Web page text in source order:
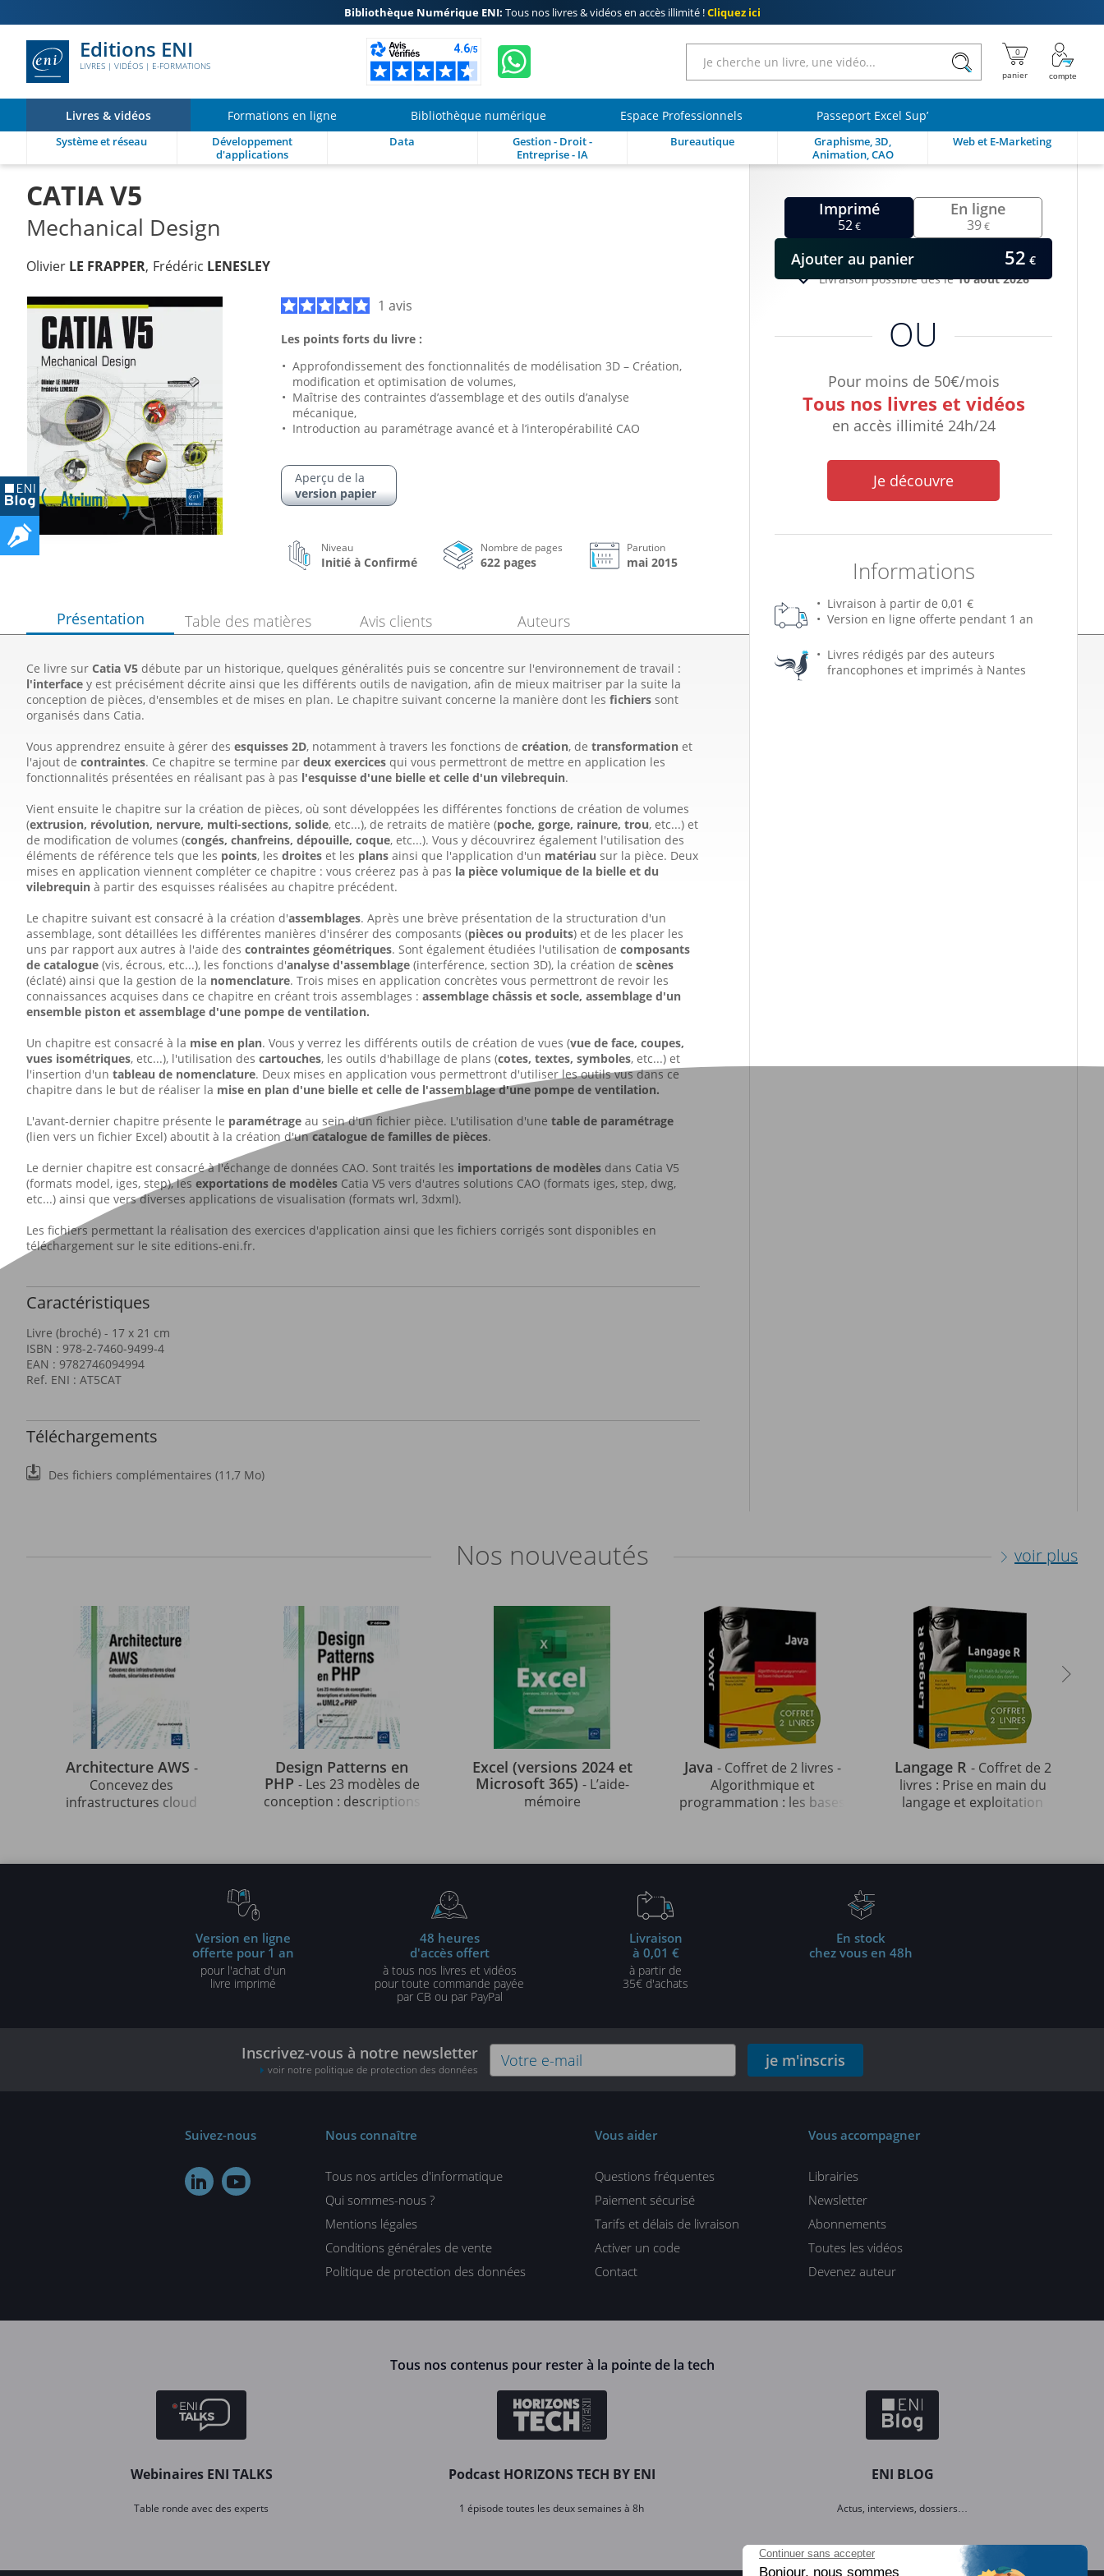
Bibliothèque Numérique ENI: Tous nos livres & vidéos en accès illimité !Cliquez ici
Editions ENI
LIVRES | VIDÉOS | E-FORMATIONS
Livres & vidéos Formations en ligne Bibliothèque numérique Espace Professionnels Passeport Excel Sup’
Système et réseau
Développement
d'applications
Data
Gestion - Droit -
Entreprise - IA
Bureautique
Graphisme, 3D,
Animation, CAO
Web et E-Marketing
CATIA V5
Mechanical Design
Olivier LE FRAPPER Frédéric LENESLEY
1 avis
Imprimé
52€
OU
Pour moins de 50€/mois
Tous nos livres et vidéos
en accès illimité 24h/24
Je découvre
Informations
Livraison possible dès le10 août 2026
Livraison à partir de 0,01 €
Version en ligne offerte pendant 1 an
Livres rédigés par des auteurs
francophones et imprimés à Nantes
En ligne
39€
Ajouter au panier 52 €
Les points forts du livre :
Approfondissement des fonctionnalités de modélisation 3D – Création,
modification et optimisation de volumes,
Maîtrise des contraintes d’assemblage et des outils d’analyse
mécanique,
Introduction au paramétrage avancé et à l’interopérabilité CAO
Aperçu de la
version papier
Niveau
Initié à Confirmé
Nombre de pages
622 pages
Parution
mai 2015
Présentation
Ce livre sur Catia V5 débute par un historique, quelques généralités puis se concentre sur l'environnement de travail :
l'interface y est précisément décrite ainsi que les différents outils de navigation, afin de mieux maitriser par la suite la
conception de pièces, d'ensembles et de mises en plan. Le chapitre suivant concerne la manière dont les fichiers sont
organisés dans Catia.
Vous apprendrez ensuite à gérer des esquisses 2D, notamment à travers les fonctions de création, de transformation et
l'ajout de contraintes. Ce chapitre se termine par deux exercices qui vous permettront de mettre en application les
fonctionnalités présentées en réalisant pas à pas l'esquisse d'une bielle et celle d'un vilebrequin.
Vient ensuite le chapitre sur la création de pièces, où sont développées les différentes fonctions de création de volumes
(extrusion, révolution, nervure, multi-sections, solide, etc...), de retraits de matière (poche, gorge, rainure, trou, etc...) et
de modification de volumes (congés, chanfreins, dépouille, coque, etc...). Vous y découvrirez également l'utilisation des
éléments de référence tels que les points, les droites et les plans ainsi que l'application d'un matériau sur la pièce. Deux
mises en application viennent compléter ce chapitre : vous créerez pas à pas la pièce volumique de la bielle et du
vilebrequin à partir des esquisses réalisées au chapitre précédent.
Le chapitre suivant est consacré à la création d'assemblages. Après une brève présentation de la structuration d'un
assemblage, sont détaillées les différentes manières d'insérer des composants (pièces ou produits) et de les placer les
uns par rapport aux autres à l'aide des contraintes géométriques. Sont également étudiées l'utilisation de composants
de catalogue (vis, écrous, etc...), les fonctions d'analyse d'assemblage (interférence, section 3D), la création de scènes
(éclaté) ainsi que la gestion de la nomenclature. Trois mises en application concrètes vous permettront de revoir les
connaissances acquises dans ce chapitre en créant trois assemblages : assemblage châssis et socle, assemblage d'un
ensemble piston et assemblage d'une pompe de ventilation.
Un chapitre est consacré à la mise en plan. Vous y verrez les différents outils de création de vues (vue de face, coupes,
vues isométriques, etc...), l'utilisation des cartouches, les outils d'habillage de plans (cotes, textes, symboles, etc...) et
l'insertion d'un tableau de nomenclature. Deux mises en application vous permettront d'utiliser les outils vus dans ce
chapitre dans le but de réaliser la mise en plan d'une bielle et celle de l'assemblage d'une pompe de ventilation.
L'avant-dernier chapitre présente le paramétrage au sein d'un fichier pièce. L'utilisation d'une table de paramétrage
(lien vers un fichier Excel) aboutit à la création d'uncatalogue de familles de pièces.
Le dernier chapitre est consacré à l'échange de données CAO. Sont traités les importations de modèles dans Catia V5
(formats model, iges, step), les exportations de modèles Catia V5 vers d'autres solutions CAO (formats iges, step, dwg,
etc...) ainsi que vers diverses applications de visualisation (formats wrl, 3dxml).
Les fichiers permettant la réalisation des exercices d'application ainsi que les fichiers corrigés sont disponibles en
téléchargement sur le site editions-eni.fr.
Caractéristiques
Livre (broché) - 17 x 21 cm
ISBN : 978-2-7460-9499-4
EAN : 9782746094994
Ref. ENI : AT5CAT
Téléchargements
Des fichiers complémentaires (11,7 Mo)
Table des matières Avis clients Auteurs
Nos nouveautés voir plus
Architecture AWS -
Concevez des
infrastructures cloud
Design Patterns en
PHP - Les 23 modèles de
conception : descriptions
Excel (versions 2024 et
Microsoft 365) - L’aide-
mémoire
Java - Coffret de 2 livres -
Algorithmique et
programmation : les bases
Langage R - Coffret de 2
livres : Prise en main du
langage et exploitation
Version en ligne
offerte pour 1 an
pour l'achat d'un
livre imprimé
48 heures
d'accès offert
à tous nos livres et vidéos
pour toute commande payée
par CB ou par PayPal
Livraison
à 0,01 €
à partir de
35€ d'achats
En stock
chez vous en 48h
Inscrivez-vous à notre newsletter
voir notre politique de protection des données je m'inscris
Suivez-nous
 
Nous connaître
Tous nos articles d'informatique
Qui sommes-nous ?
Mentions légales
Conditions générales de vente
Politique de protection des données
Vous aider
Questions fréquentes
Paiement sécurisé
Tarifs et délais de livraison
Activer un code
Contact
Vous accompagner
Librairies
Newsletter
Abonnements
Toutes les vidéos
Devenez auteur
Tous nos contenus pour rester à la pointe de la tech
Webinaires ENI TALKS
Table ronde avec des experts
Podcast HORIZONS TECH BY ENI
1 épisode toutes les deux semaines à 8h
ENI BLOG
Actus, interviews, dossiers…